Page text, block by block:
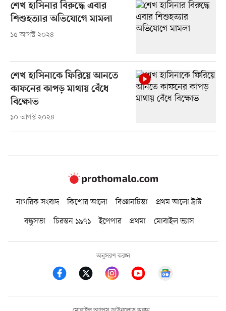
শেখ হাসিনার বিরুদ্ধে এবার
শিশুহত্যার অভিযোগে মামলা
১৫ আগস্ট ২০২৪
শেখ হাসিনাকে ফিরিয়ে আনতে
কাফনের কাপড় মাথায় বেঁধে
বিক্ষোভ
১০ আগস্ট ২০২৪
নাগরিক সংবাদ কিশোর আলো বিজ্ঞানচিন্তা
প্রথম আলো ট্রাস্ট
বন্ধুসভা
চিরন্তন ১৯৭১ ইপেপার প্রথমা মোবাইল ভ্যাস
অনুসরণ করুন